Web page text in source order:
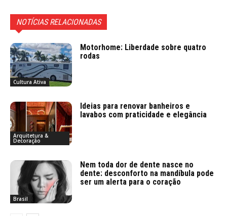
NOTÍCIAS RELACIONADAS
Cultura Ativa
Motorhome: Liberdade sobre quatro
rodas
Arquitetura &
Decoração
Ideias para renovar banheiros e
lavabos com praticidade e elegância
Brasil
Nem toda dor de dente nasce no
dente: desconforto na mandíbula pode
ser um alerta para o coração